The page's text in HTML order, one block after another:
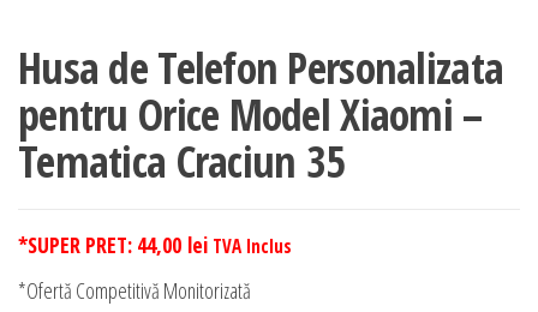
Husa de Telefon Personalizata
pentru Orice Model Xiaomi –
Tematica Craciun 35
*SUPER PRET: 44,00 lei TVA Inclus
*Ofertă Competitivă Monitorizată